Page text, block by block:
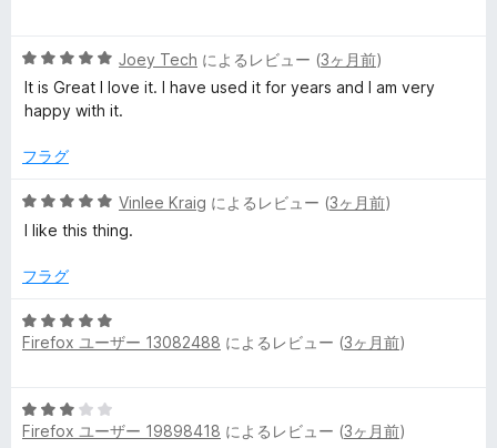
5
の
評
5
段
階
5
評
価
Joey Tech によるレビュー (3ヶ月前)
It is Great I love it. I have used it for years and I am very
happy with it.
フラグ
5
段
中
の
評
Vinlee Kraig によるレビュー (3ヶ月前)
I like this thing.
フラグ
5
段
5
の
Firefox ユーザー 13082488 によるレビュー (3ヶ月前)
5
段
Firefox ユーザー 19898418 によるレビュー (3ヶ月前)